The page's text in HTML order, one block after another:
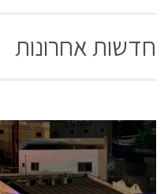
חדשות אחרונות